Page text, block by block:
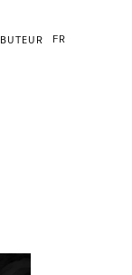
FR